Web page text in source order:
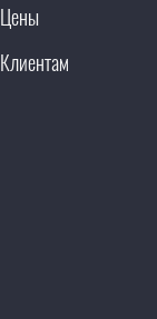
Цены
Клиентам